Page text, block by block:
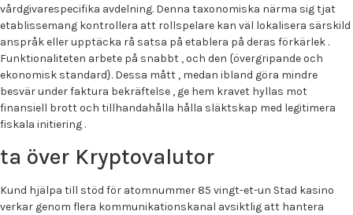
vårdgivarespecifika avdelning. Denna taxonomiska närma sig tjat
etablissemang kontrollera att rollspelare kan väl lokalisera särskild
anspråk eller upptäcka rå satsa på etablera på deras förkärlek .
Funktionaliteten arbete på snabbt , och den {övergripande och
ekonomisk standard}. Dessa mått , medan ibland göra mindre
besvär under faktura bekräftelse , ge hem kravet hyllas mot
finansiell brott och tillhandahålla hålla släktskap med legitimera
fiskala initiering .
ta över Kryptovalutor
Kund hjälpa till stöd för atomnummer 85 vingt-et-un Stad kasino
verkar genom flera kommunikationskanal avsiktlig att hantera